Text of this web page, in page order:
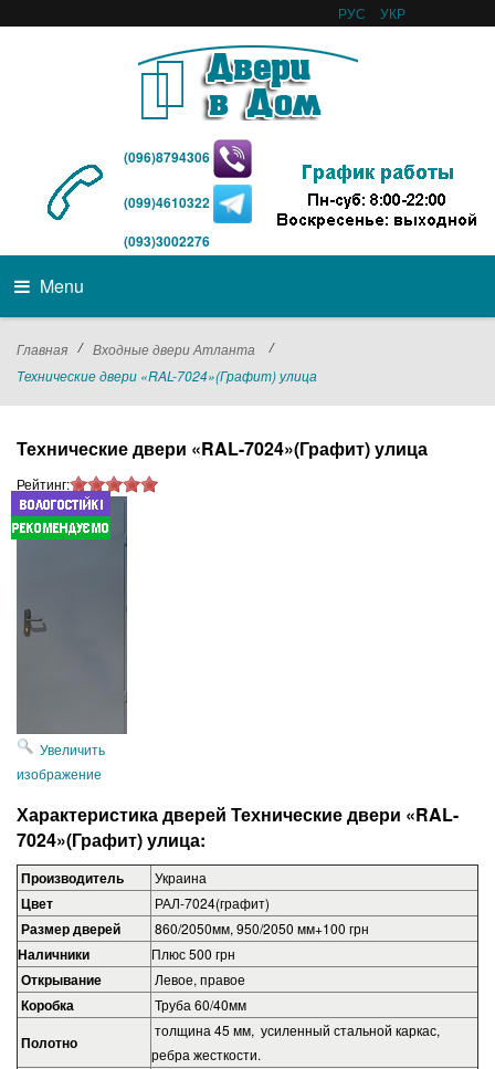
РУС УКР
(096)8794306
(099)4610322
(093)3002276
Menu
Главная / Входные двери Атланта
/
Технические двери «RAL-7024»(Графит) улица
Технические двери «RAL-7024»(Графит) улица
Рейтинг:
Увеличить
изображение
Характеристика дверей Технические двери «RAL-
7024»(Графит) улица:
Производитель Украина
Цвет РАЛ-7024(графит)
Размер дверей 860/2050мм, 950/2050 мм+100 грн
Наличники Плюс 500 грн
Открывание Левое, правое
Коробка Труба 60/40мм
Полотно
толщина 45 мм, усиленный стальной каркас,
ребра жесткости.